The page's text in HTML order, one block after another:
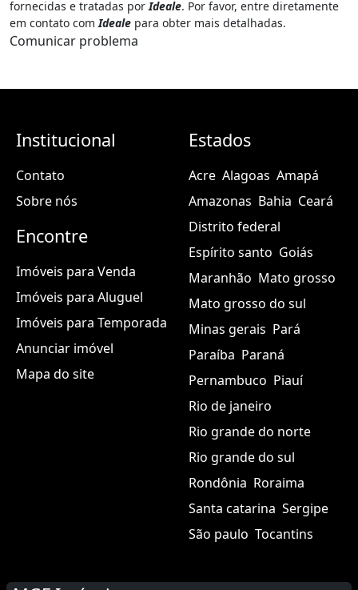
fornecidas e tratadas porIdeale. Por favor, entre diretamente
em contato comIdeale para obter mais detalhadas.
Comunicar problema
Institucional
Contato
Sobre nós
Encontre
Imóveis para Venda
Imóveis para Aluguel
Imóveis para Temporada
Anunciar imóvel
Mapa do site
Estados
Acre Alagoas Amapá
Amazonas Bahia Ceará
Distrito federal
Espírito santo Goiás
Maranhão Mato grosso
Mato grosso do sul
Minas gerais Pará
Paraíba Paraná
Pernambuco Piauí
Rio de janeiro
Rio grande do norte
Rio grande do sul
Rondônia Roraima
Santa catarina Sergipe
São paulo Tocantins